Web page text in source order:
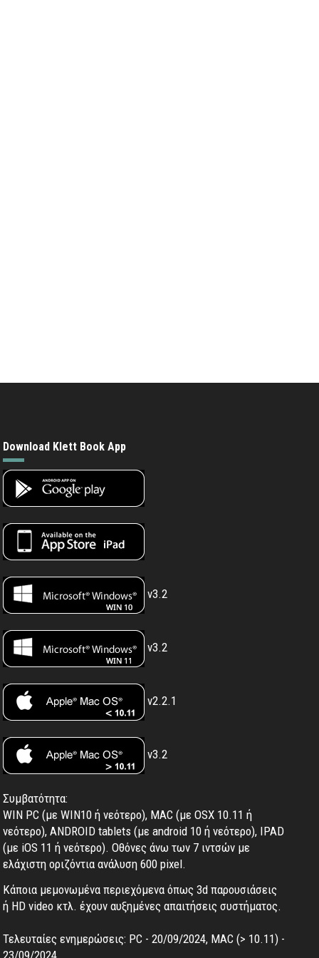
Download Klett Book App
v3.2
v3.2
v2.2.1
v3.2
Συμβατότητα:
WIN PC (με WIN10 ή νεότερο), MAC (με OSX 10.11 ή
νεότερο), ANDROID tablets (με android 10 ή νεότερο), IPAD
(με iOS 11 ή νεότερο). Oθόνες άνω των 7 ιντσών με
ελάχιστη οριζόντια ανάλυση 600 pixel.
Κάποια μεμονωμένα περιεχόμενα όπως 3d παρουσιάσεις
ή HD video κτλ. έχουν αυξημένες απαιτήσεις συστήματος.
Τελευταίες ενημερώσεις: PC - 20/09/2024, MAC (> 10.11) -